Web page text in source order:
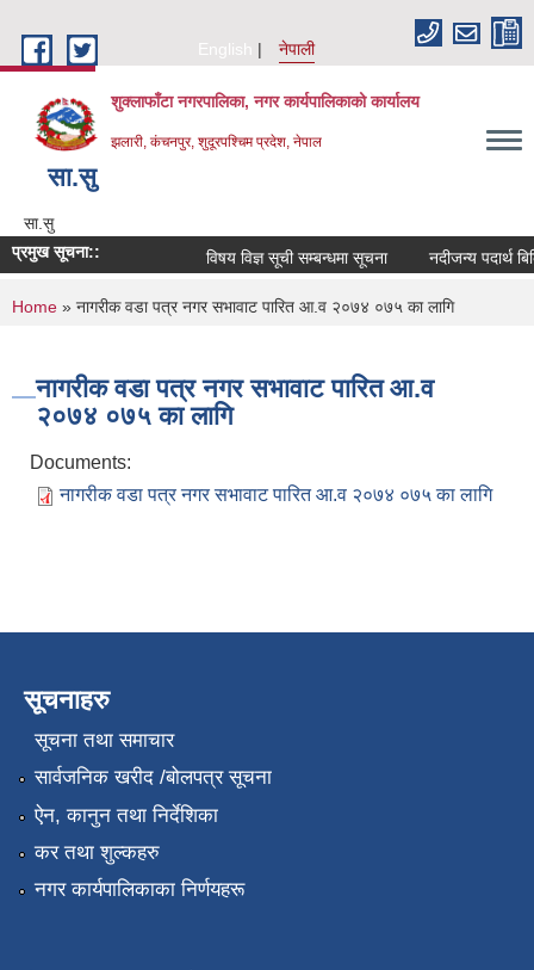
English
नेपाली
शुक्लाफाँटा नगरपालिका, नगर कार्यपालिकाको कार्यालय
झलारी, कंचनपुर, शुदूरपश्चिम प्रदेश, नेपाल
सा‍.सु
सा‍.सु
प्रमुख सूचना::
विषय विज्ञ सूची सम्बन्धमा सूचना नदीजन्य पदार्थ
You are here
Home » नागरीक वडा पत्र नगर सभावाट पारित आ.व २०७४ ०७५ का लागि
नागरीक वडा पत्र नगर सभावाट पारित आ.व
२०७४ ०७५ का लागि
Documents:
नागरीक वडा पत्र नगर सभावाट पारित आ.व २०७४ ०७५ का लागि
सूचनाहरु
सूचना तथा समाचार
सार्वजनिक खरीद /बोलपत्र सूचना
ऐन, कानुन तथा निर्देशिका
कर तथा शुल्कहरु
नगर कार्यपालिकाका निर्णयहरू